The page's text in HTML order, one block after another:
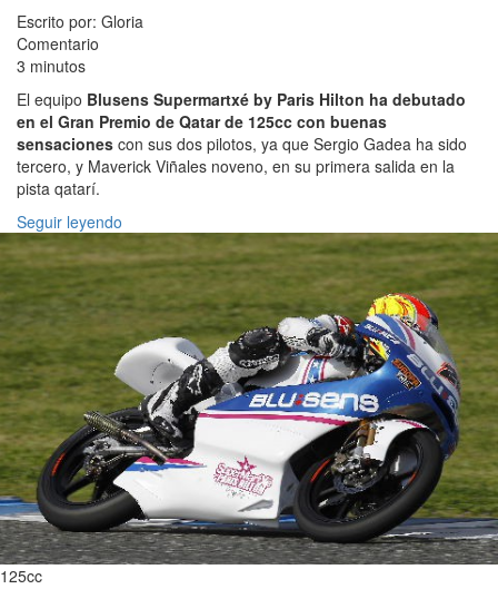
Escrito por: Gloria
Comentario
3 minutos
El equipo Blusens Supermartxé by Paris Hilton ha debutado
en el Gran Premio de Qatar de 125cc con buenas
sensaciones con sus dos pilotos, ya que Sergio Gadea ha sido
tercero, y Maverick Viñales noveno, en su primera salida en la
pista qatarí.
Seguir leyendo
125cc